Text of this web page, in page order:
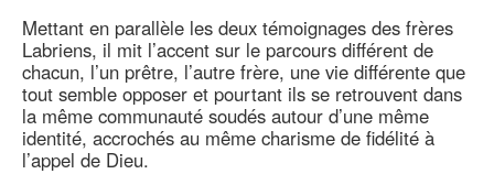
Mettant en parallèle les deux témoignages des frères
Labriens, il mit l’accent sur le parcours différent de
chacun, l’un prêtre, l’autre frère, une vie différente que
tout semble opposer et pourtant ils se retrouvent dans
la même communauté soudés autour d’une même
identité, accrochés au même charisme de fidélité à
l’appel de Dieu.